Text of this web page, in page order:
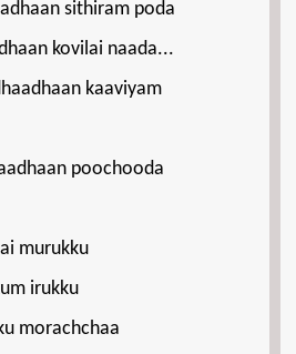
sithiram poda
kovilai naada...
kaaviyam
poochooda
murukku
irukku
morachchaa